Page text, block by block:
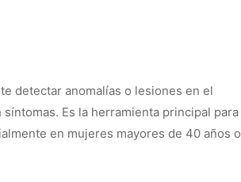
detectar anomalías o lesiones en el
Es la herramienta principal para
en mujeres mayores de 40 años o